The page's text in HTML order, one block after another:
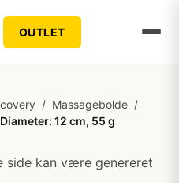
OUTLET
/ Massagebolde /
12 cm, 55 g
side kan være genereret